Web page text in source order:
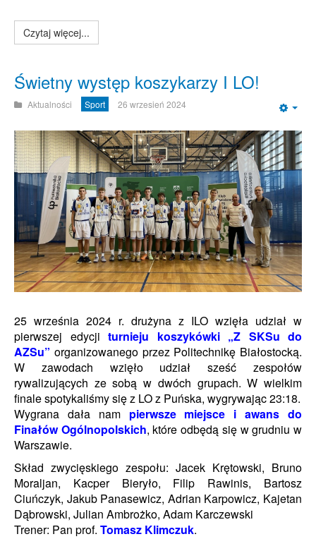
Czytaj więcej...
Świetny występ koszykarzy I LO!
Aktualności Sport 26 wrzesień 2024
25 września 2024 r. drużyna z ILO wzięła udział w
pierwszej edycji turnieju koszykówki „Z SKSu do
AZSu” organizowanego przez Politechnikę Białostocką.
W zawodach wzięło udział sześć zespołów
rywalizujących ze sobą w dwóch grupach. W wielkim
finale spotykaliśmy się z LO z Puńska, wygrywając 23:18.
Wygrana dała nam pierwsze miejsce i awans do
Finałów Ogólnopolskich, które odbędą się w grudniu w
Warszawie.
Skład zwycięskiego zespołu: Jacek Krętowski, Bruno
Moraljan, Kacper Bieryło, Filip Rawinis, Bartosz
Ciuńczyk, Jakub Panasewicz, Adrian Karpowicz, Kajetan
Dąbrowski, Julian Ambrożko, Adam Karczewski
Trener: Pan prof. Tomasz Klimczuk.